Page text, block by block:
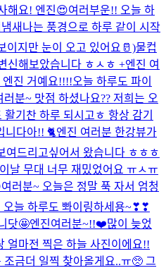
해요! 엔진😍여러부운!! 오늘 하
새나는 풍경으로 하루 같이 시작
이지만 눈이 오고 있어요🥛)물컵
신해보았습니다 ㅎㅅㅎ +엔진 여
엔진 거예요!!!!오늘 하루도 파이
러분~ 맛점 하셨나요?? 저희는 오
기찬 하루 되시고ㅎ 항상 감기
니다아!! 🐈엔진 여러분 한강뷰가
여드리고싶어서 왔습니다 ㅎㅎㅎ
이날 무대 너무 재밌었어요 ㅠㅅㅠ
러분~ 오늘은 정말 푹 자서 엄청
오늘 하루도 뽜이링하세용~❣❣
닷🤩엔진여러분~!!❤️많이 늦었
얼마전 찍은 하늘 사진이에요!!
조금더 일찍 찾아올게요..ㅠ🥺 그